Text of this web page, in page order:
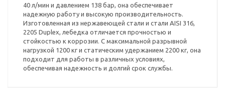
40 л/мин и давлением 138 бар, она обеспечивает
надежную работу и высокую производительность.
Изготовленная из нержавеющей стали и стали AISI 316,
2205 Duplex, лебедка отличается прочностью и
стойкостью к коррозии. С максимальной разрывной
нагрузкой 1200 кг и статическим удержанием 2200 кг, она
подходит для работы в различных условиях,
обеспечивая надежность и долгий срок службы.